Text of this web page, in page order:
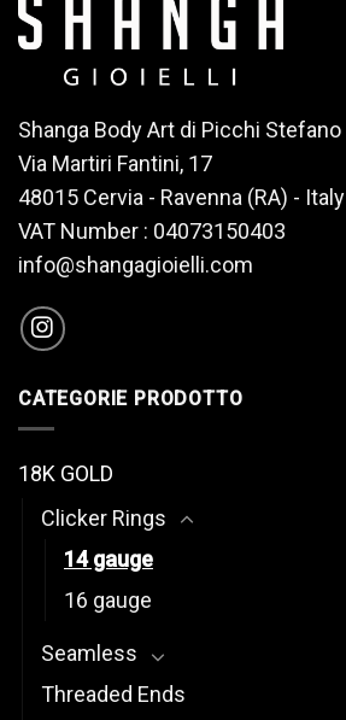
Shanga Body Art di Picchi Stefano
Via Martiri Fantini, 17
48015 Cervia - Ravenna (RA) - Italy
VAT Number : 04073150403
info@shangagioielli.com
CATEGORIE PRODOTTO
18K GOLD
Clicker Rings
14 gauge
16 gauge
Seamless
Threaded Ends